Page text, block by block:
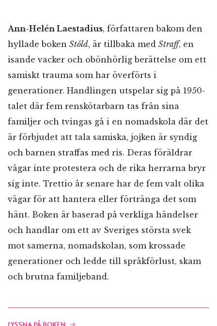
Ann-Helén Laestadius, författaren bakom den
hyllade boken Stöld, är tillbaka med Straff, en
isande vacker och obönhörlig berättelse om ett
samiskt trauma som har överförts i
generationer. Handlingen utspelar sig på 1950-
talet där fem renskötarbarn tas från sina
familjer och tvingas gå i en nomadskola där det
är förbjudet att tala samiska, jojken är syndig
och barnen straffas med ris. Deras föräldrar
vågar inte protestera och de rika herrarna bryr
sig inte. Trettio år senare har de fem valt olika
vägar för att hantera eller förtränga det som
hänt. Boken är baserad på verkliga händelser
och handlar om ett av Sveriges största svek
mot samerna, nomadskolan, som krossade
generationer och ledde till språkförlust, skam
och brutna familjeband.